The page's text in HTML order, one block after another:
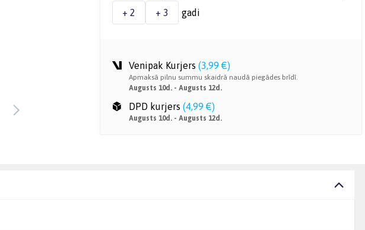
+ 2 + 3 gadi
Venipak Kurjers (3,99 €)
Apmaksā pilnu summu skaidrā naudā piegādes brīdī.
Augusts 10d. - Augusts 12d.
DPD kurjers (4,99 €)
Augusts 10d. - Augusts 12d.